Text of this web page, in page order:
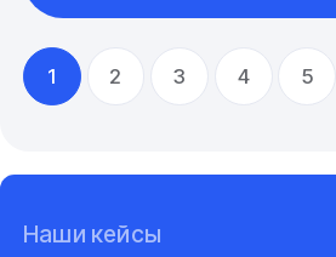
1 2 3 4 5
Наши кейсы